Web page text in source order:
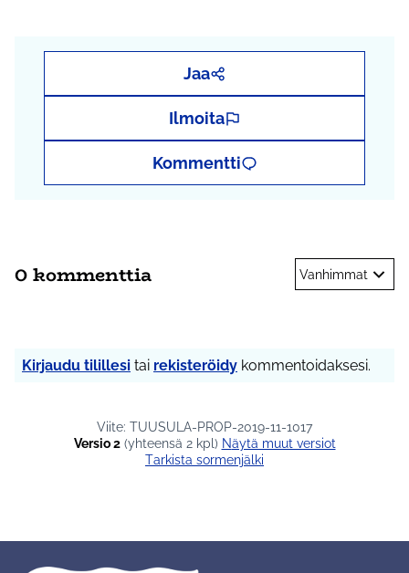
Jaa
Ilmoita
Kommentti
0 kommenttia Vanhimmat
Kirjaudu tilillesi tai rekisteröidy kommentoidaksesi.
Viite: TUUSULA-PROP-2019-11-1017
Versio 2(yhteensä 2 kpl)
näytä muut versiot
Tarkista sormenjälki